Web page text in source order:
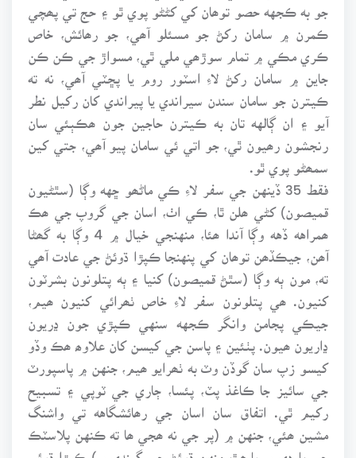
جو به ڪجهه حصو توھان کي کڻڻو پوي ٿو ۽ حج تي پھچي
ڪمرن ۾ سامان رکڻ جو مسئلو آھي، جو رھائش، خاص
ڪري مڪي ۾ تمام سوڙھي ملي ٿي، مسواڙ جي ڪن ڪن
جاين ۾ سامان رکڻ لاءِ اسٽور روم يا پڇٽي آھي، نه ته
ڪيترن جو سامان سندن سيراندي يا پيراندي کان رکيل نطر
آيو ۽ ان ڳالهه تان به ڪيترن حاجين جون ھڪٻئي سان
رنجشون رھيون ٿي، جو اتي ئي سامان پيو آھي، جتي کين
فقط 35 ڏينهن جي سفر لاءِ ڪي ماڻھو ڇهه وڳا (سٿڻيون
قميصون) کڻي ھلن ٿا، ڪي اٺ، اسان جي گروپ جي ھڪ
ھمراهه ڏهه وڳا آندا ھئا، منهنجي خيال ۾ 4 وڳا به گھڻا
آھن، جيڪڏھن توھان کي پنهنجا ڪپڙا ڌوئڻ جي عادت آھي
ته، مون ٻه وڳا (سٿڻ قميصون) کنيا ۽ ٻه پتلونون بشرٽون
کنيون. ھي پتلونون سفر لاءِ خاص ٺھرائي کنيون ھيم،
جيڪي پجامن وانگر ڪجهه سنهي ڪپڙي جون ڍريون
ڍاريون ھيون. پٺئين ۽ پاسن جي کيسن کان علاوھ ھڪ وڏو
کيسو زپ سان گوڏن وٽ به ٺھرايو ھيم، جنهن ۾ پاسپورٽ
جي سائيز جا ڪاغذ پٽ، پئسا، ڄاري جي ٽوپي ۽ تسبيح
رکيم ٿي. اتفاق سان اسان جي رھائشگاهه تي واشنگ
مشين ھئي، جنهن ۾ (پر جي نه ھجي ھا ته ڪنهن پلاسٽڪ
جي باردي ۾ يا ھٿ منهن ڌوئڻ جي گينڊي ۾) ڪپڙا ڌوئي